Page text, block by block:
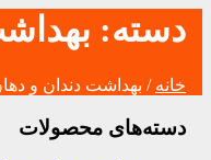
دسته:
خانه / بهداشت دندان و
دسته‌های محصولات